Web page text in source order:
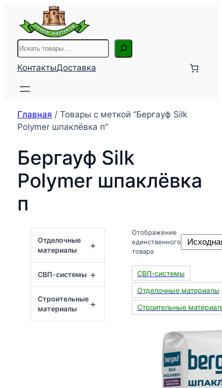
содержимому
Поиск
КонтактыДоставка
Главная / Товары с меткой “Бергауф Silk
Polymer шпаклёвка п”
Бергауф Silk
Polymer шпаклёвка
п
+
Отделочные
материалы
+
СВП-системы
+
Строительные
материалы
Отображение
единственного
товара
СВП-системы
Отделочные материалы
Строительные